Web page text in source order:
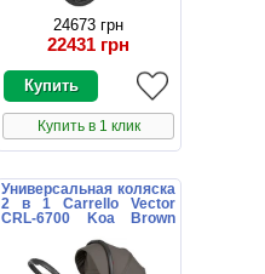
24673 грн
22431 грн
Купить в 1 клик
Универсальная коляска
2 в 1 Carrello Vector
CRL-6700 Koa Brown
дождевиком